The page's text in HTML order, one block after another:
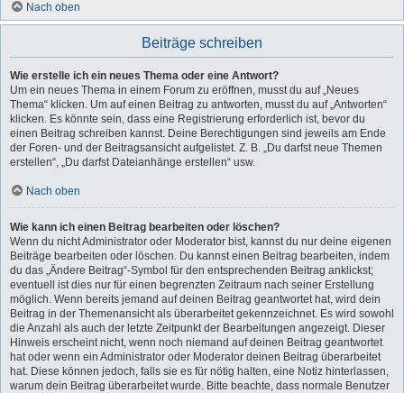
Nach oben
Beiträge schreiben
Wie erstelle ich ein neues Thema oder eine Antwort?
Um ein neues Thema in einem Forum zu eröffnen, musst du auf „Neues
Thema“ klicken. Um auf einen Beitrag zu antworten, musst du auf „Antworten“
klicken. Es könnte sein, dass eine Registrierung erforderlich ist, bevor du
einen Beitrag schreiben kannst. Deine Berechtigungen sind jeweils am Ende
der Foren- und der Beitragsansicht aufgelistet. Z. B. „Du darfst neue Themen
erstellen“, „Du darfst Dateianhänge erstellen“ usw.
Nach oben
Wie kann ich einen Beitrag bearbeiten oder löschen?
Wenn du nicht Administrator oder Moderator bist, kannst du nur deine eigenen
Beiträge bearbeiten oder löschen. Du kannst einen Beitrag bearbeiten, indem
du das „Ändere Beitrag“-Symbol für den entsprechenden Beitrag anklickst;
eventuell ist dies nur für einen begrenzten Zeitraum nach seiner Erstellung
möglich. Wenn bereits jemand auf deinen Beitrag geantwortet hat, wird dein
Beitrag in der Themenansicht als überarbeitet gekennzeichnet. Es wird sowohl
die Anzahl als auch der letzte Zeitpunkt der Bearbeitungen angezeigt. Dieser
Hinweis erscheint nicht, wenn noch niemand auf deinen Beitrag geantwortet
hat oder wenn ein Administrator oder Moderator deinen Beitrag überarbeitet
hat. Diese können jedoch, falls sie es für nötig halten, eine Notiz hinterlassen,
warum dein Beitrag überarbeitet wurde. Bitte beachte, dass normale Benutzer